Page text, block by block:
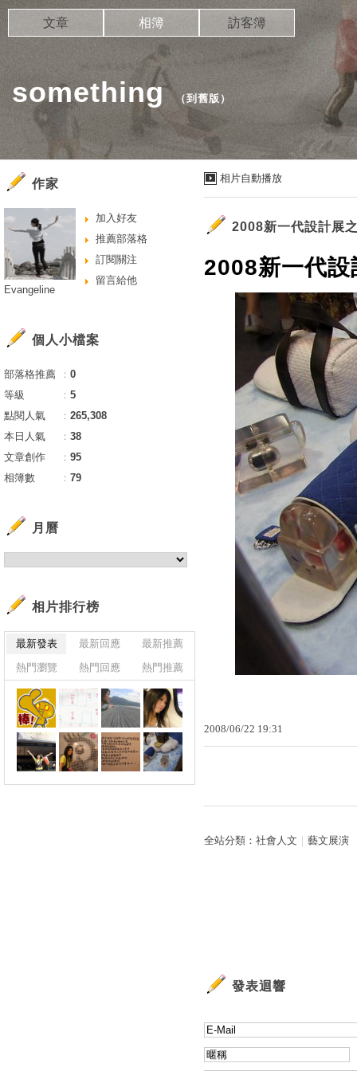
something （到舊版 ）
文章 相簿 訪客簿
相片自動播放
2008新一代設計展
2008新一代
2008/06/22 19:31
全站分類： 社會人文 藝文展演
發表迴響
作家
加入好友
推薦部落格
訂閱關注
留言給他
Evangeline
個人小檔案
部落格推薦 ： 0
等級
： 5
點閱人氣
： 265,308
本日人氣
： 38
文章創作
： 95
相簿數
： 79
月曆
相片排行榜
最新發表 最新回應
最新推薦
熱門瀏覽
熱門回應 熱門推薦